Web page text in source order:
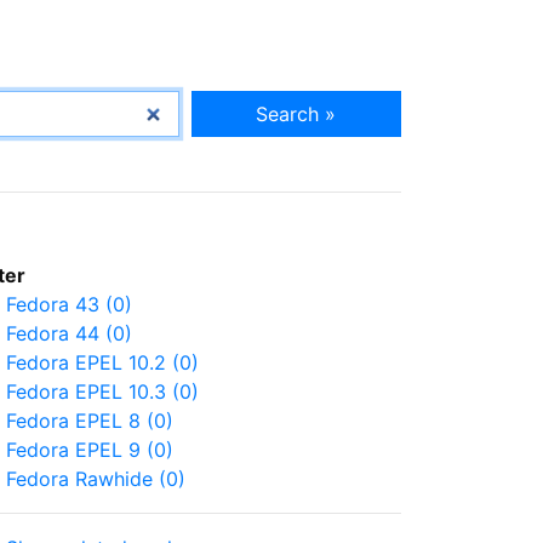
Search »
Fedora 43 (0)
Fedora 44 (0)
Fedora EPEL 10.2 (0)
Fedora EPEL 10.3 (0)
Fedora EPEL 8 (0)
Fedora EPEL 9 (0)
Fedora Rawhide (0)